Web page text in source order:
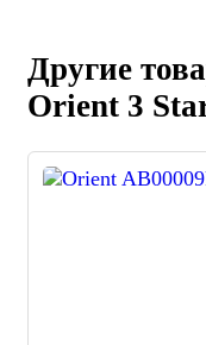
Другие
Orient 3